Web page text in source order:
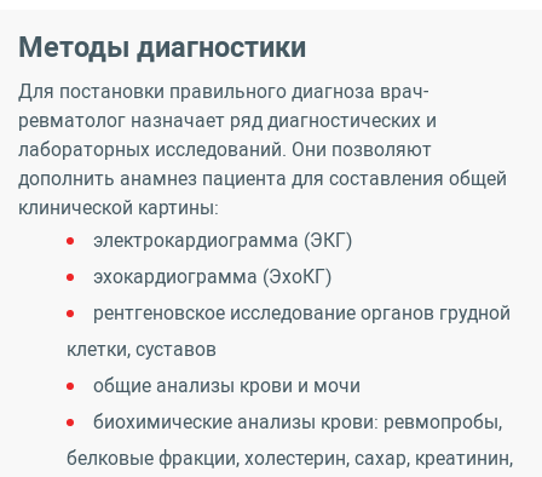
Методы диагностики
Для постановки правильного диагноза врач-
ревматолог назначает ряд диагностических и
лабораторных исследований. Они позволяют
дополнить анамнез пациента для составления общей
клинической картины:
электрокардиограмма (ЭКГ)
эхокардиограмма (ЭхоКГ)
рентгеновское исследование органов грудной
клетки, суставов
общие анализы крови и мочи
биохимические анализы крови: ревмопробы,
белковые фракции, холестерин, сахар, креатинин,